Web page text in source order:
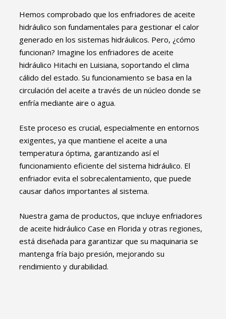
Hemos comprobado que los enfriadores de aceite
hidráulico son fundamentales para gestionar el calor
generado en los sistemas hidráulicos. Pero, ¿cómo
funcionan? Imagine los enfriadores de aceite
hidráulico Hitachi en Luisiana, soportando el clima
cálido del estado. Su funcionamiento se basa en la
circulación del aceite a través de un núcleo donde se
enfría mediante aire o agua.
Este proceso es crucial, especialmente en entornos
exigentes, ya que mantiene el aceite a una
temperatura óptima, garantizando así el
funcionamiento eficiente del sistema hidráulico. El
enfriador evita el sobrecalentamiento, que puede
causar daños importantes al sistema.
Nuestra gama de productos, que incluye enfriadores
de aceite hidráulico Case en Florida y otras regiones,
está diseñada para garantizar que su maquinaria se
mantenga fría bajo presión, mejorando su
rendimiento y durabilidad.